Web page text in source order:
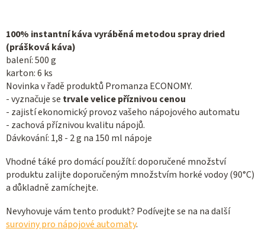
100% instantní káva vyráběná metodou spray dried
(prášková káva)
balení: 500 g
karton: 6 ks
Novinka v řadě produktů Promanza ECONOMY.
- vyznačuje se trvale velice příznivou cenou
- zajistí ekonomický provoz vašeho nápojového automatu
- zachová příznivou kvalitu nápojů.
Dávkování: 1,8 - 2 g na 150 ml nápoje
Vhodné táké pro domácí použítí: doporučené množství
produktu zalijte doporučeným množstvím horké vodoy (90°C)
a důkladně zamíchejte.
Nevyhovuje vám tento produkt? Podívejte se na na další
suroviny pro nápojové automaty.